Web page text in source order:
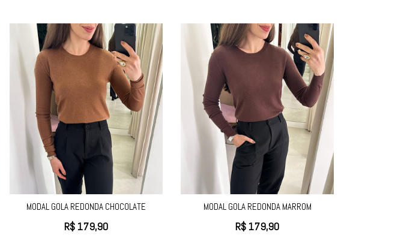
MODAL GOLA REDONDA CHOCOLATE
R$ 179,90
MODAL GOLA REDONDA MARROM
R$ 179,90